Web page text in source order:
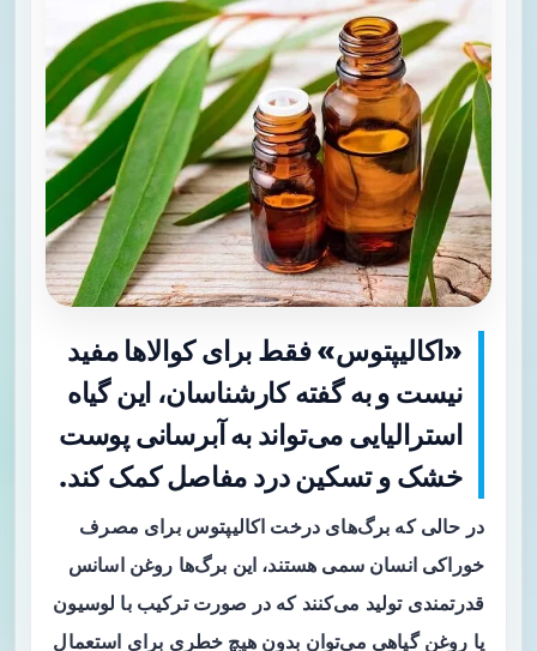
«اکالیپتوس» فقط برای کوالاها مفید
نیست و به گفته کارشناسان، این گیاه
استرالیایی می‌تواند به آبرسانی پوست
خشک و تسکین درد مفاصل کمک کند.
در حالی که برگ‌های درخت اکالیپتوس برای مصرف
خوراکی انسان سمی‌ هستند، این برگ‌ها روغن اسانس
قدرتمندی تولید می‌کنند که در صورت ترکیب با لوسیون
یا روغن‌ گیاهی می‌توان بدون هیچ خطری برای استعمال